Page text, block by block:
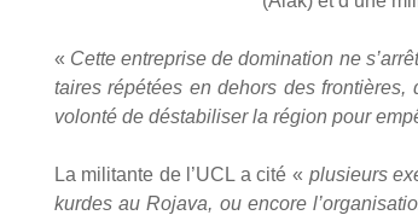
« Cette entre­prise de domi­na­tion ne
taires répé­tées en dehors des fron­tières,
volon­té de désta­bi­li­ser la région pour
La mili­tante de l’UCL a cité « plu­sieurs
kurdes au Roja­va, ou encore